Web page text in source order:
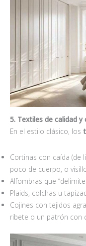
5. Textiles de calidad y
En el estilo clásico, los
Cortinas con caída (de
poco de cuerpo, o
Alfombras que
Plaids, colchas u
Cojines con tejidos
ribete o un patrón con